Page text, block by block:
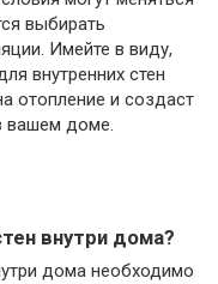
выбирать
Имейте в виду,
внутренних стен
отопление и создаст
вашем доме.
внутри дома?
дома необходимо